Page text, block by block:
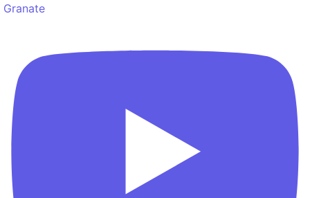
Granate